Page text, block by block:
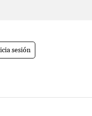
sesión